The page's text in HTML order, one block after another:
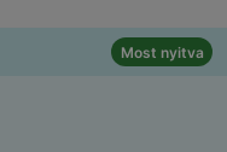
Most nyitva